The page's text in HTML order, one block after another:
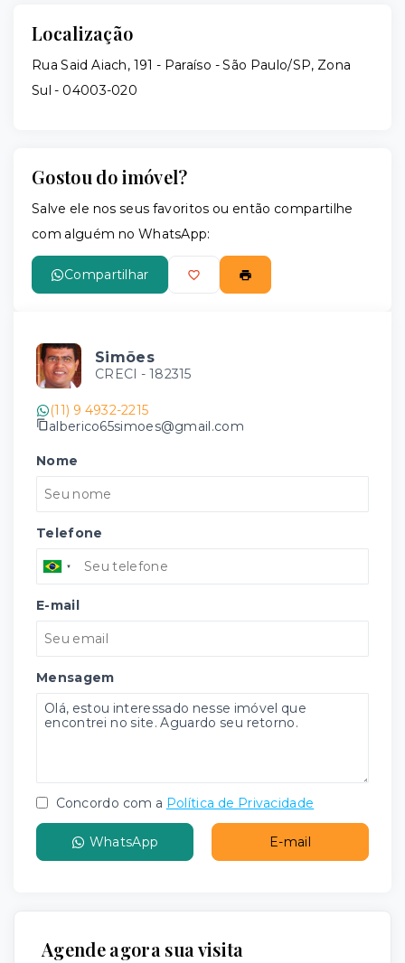
Localização
Rua Said Aiach, 191 - Paraíso - São Paulo/SP, Zona
Sul - 04003-020
Gostou do imóvel?
Salve ele nos seus favoritos ou então compartilhe
com alguém no WhatsApp:
Compartilhar
Simões
CRECI - 182315
(11) 9 4932-2215
alberico65simoes@gmail.com
Nome
Telefone
E-mail
Mensagem
Concordo com a Política de Privacidade
WhatsApp E-mail
Agende agora sua visita